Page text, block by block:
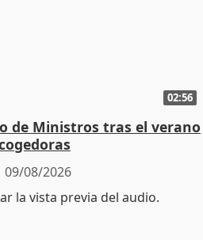
02:56
de Ministros tras el verano
09/08/2026